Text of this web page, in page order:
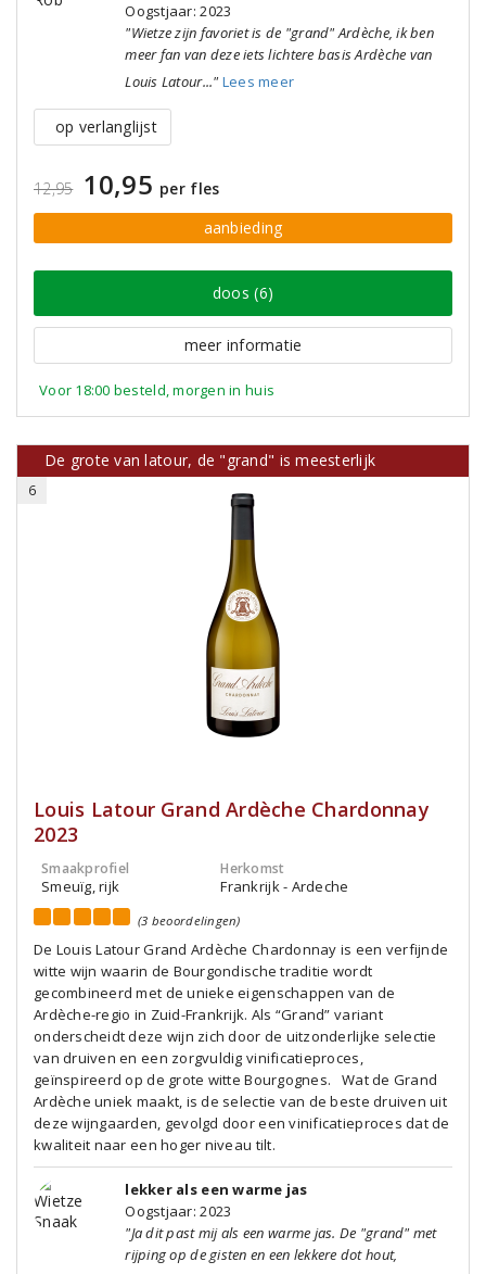
Oogstjaar: 2023
"Wietze zijn favoriet is de "grand" Ardèche, ik ben
meer fan van deze iets lichtere basis Ardèche van
Louis Latour..." Lees meer
op verlanglijst
12,95 10,95 per fles
aanbieding
doos (6)
meer informatie
Voor 18:00 besteld, morgen in huis
De grote van latour, de "grand" is meesterlijk
6
Louis Latour Grand Ardèche Chardonnay
2023
Smaakprofiel
Smeuïg, rijk
Herkomst
Frankrijk - Ardeche
(3 beoordelingen)
De Louis Latour Grand Ardèche Chardonnay is een verfijnde
witte wijn waarin de Bourgondische traditie wordt
gecombineerd met de unieke eigenschappen van de
Ardèche-regio in Zuid-Frankrijk. Als “Grand” variant
onderscheidt deze wijn zich door de uitzonderlijke selectie
van druiven en een zorgvuldig vinificatieproces,
geïnspireerd op de grote witte Bourgognes. Wat de Grand
Ardèche uniek maakt, is de selectie van de beste druiven uit
deze wijngaarden, gevolgd door een vinificatieproces dat de
kwaliteit naar een hoger niveau tilt.
lekker als een warme jas
Oogstjaar: 2023
"Ja dit past mij als een warme jas. De "grand" met
rijping op de gisten en een lekkere dot hout,